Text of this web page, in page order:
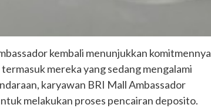
kembali menunjukkan komitmennya
mereka yang sedang mengalami
karyawan BRI Mall Ambassador
melakukan proses pencairan deposito.